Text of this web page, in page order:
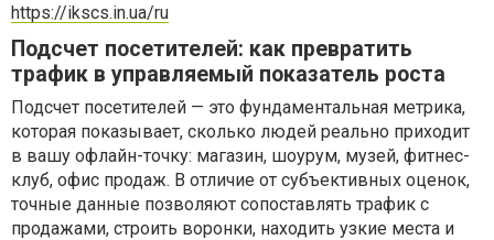
https://ikscs.in.ua/ru
Подсчет посетителей: как превратить
трафик в управляемый показатель роста
Подсчет посетителей — это фундаментальная метрика,
которая показывает, сколько людей реально приходит
в вашу офлайн-точку: магазин, шоурум, музей, фитнес-
клуб, офис продаж. В отличие от субъективных оценок,
точные данные позволяют сопоставлять трафик с
продажами, строить воронки, находить узкие места и